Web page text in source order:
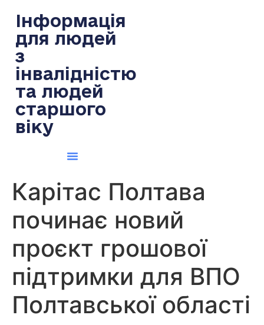
Інформація
для людей
з
інвалідністю
та людей
старшого
віку
Карітас Полтава
починає новий
проєкт грошової
підтримки для ВПО
Полтавської області